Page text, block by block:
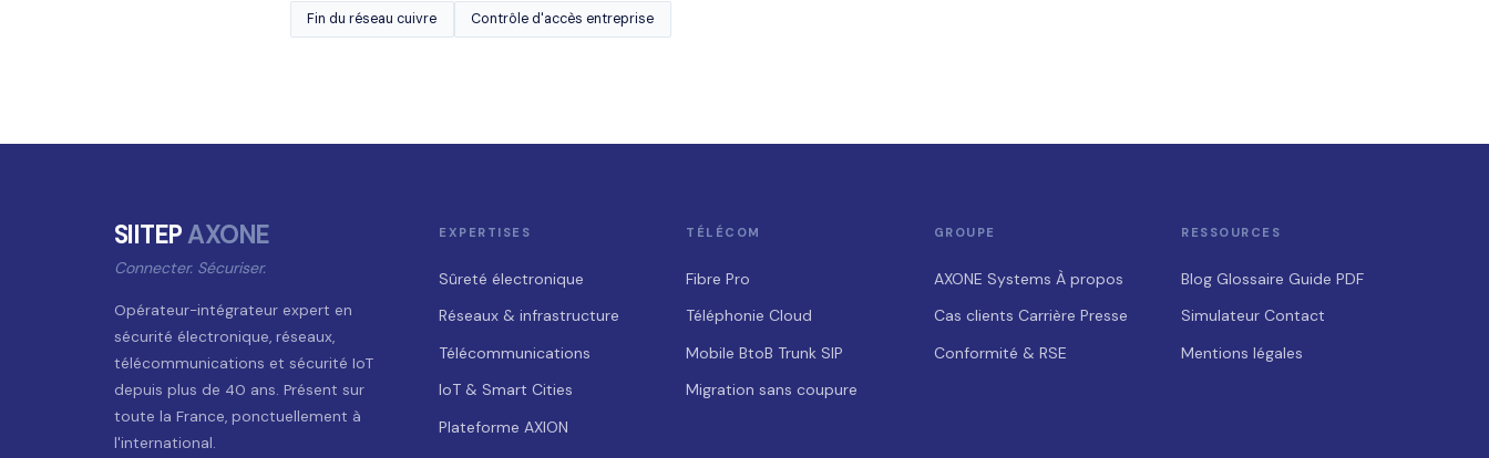
Fin du réseau cuivre Contrôle d'accès entreprise
SIITEPAXONE
Connecter. Sécuriser.
Opérateur-intégrateur expert en
sécurité électronique, réseaux,
télécommunications et sécurité IoT
depuis plus de 40 ans. Présent sur
toute la France, ponctuellement à
l'international.
EXPERTISES
Sûreté électronique
Réseaux & infrastructure
Télécommunications
IoT & Smart Cities
Plateforme AXION
TÉLÉCOM
Fibre Pro
Téléphonie Cloud
Mobile BtoB Trunk SIP
Migration sans coupure
GROUPE
AXONE Systems À propos
Cas clients Carrière Presse
Conformité & RSE
RESSOURCES
Blog Glossaire Guide PDF
Simulateur Contact
Mentions légales